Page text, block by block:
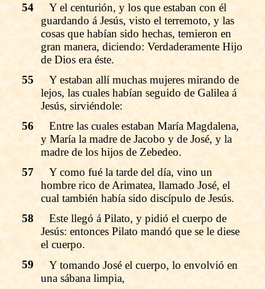
54
Y el centurión, y los que estaban con él
guardando á Jesús, visto el terremoto, y las
cosas que habían sido hechas, temieron en
gran manera, diciendo: Verdaderamente Hijo
de Dios era éste.
55
Y estaban allí muchas mujeres mirando de
lejos, las cuales habían seguido de Galilea á
Jesús, sirviéndole:
56
Entre las cuales estaban María Magdalena,
y María la madre de Jacobo y de José, y la
madre de los hijos de Zebedeo.
57
Y como fué la tarde del día, vino un
hombre rico de Arimatea, llamado José, el
cual también había sido discípulo de Jesús.
58
Este llegó á Pilato, y pidió el cuerpo de
Jesús: entonces Pilato mandó que se le diese
el cuerpo.
59
Y tomando José el cuerpo, lo envolvió en
una sábana limpia,